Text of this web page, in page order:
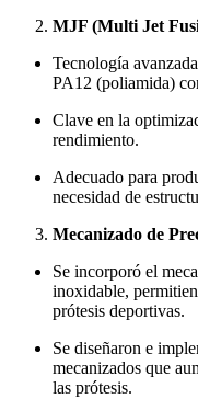
MJF (Multi Jet
Tecnología
PA12 (poliamida)
Clave en la
rendimiento.
Adecuado para
necesidad de
Mecanizado de
Se incorporó el
inoxidable,
prótesis deportivas.
Se diseñaron e
mecanizados que
las prótesis.